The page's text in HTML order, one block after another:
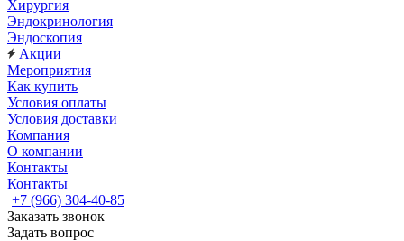
Хирургия
Эндокринология
Эндоскопия
Акции
Мероприятия
Как купить
Условия оплаты
Условия доставки
Компания
О компании
Контакты
Контакты
+7 (966) 304-40-85
Заказать звонок
Задать вопрос